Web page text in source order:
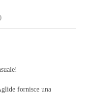
fornisce una